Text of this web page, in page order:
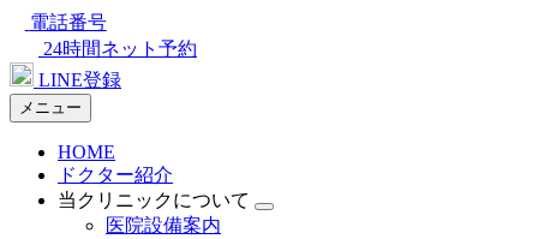
電話番号
24時間ネット予約
LINE登録
メニュー
HOME
ドクター紹介
当クリニックについて
医院設備案内